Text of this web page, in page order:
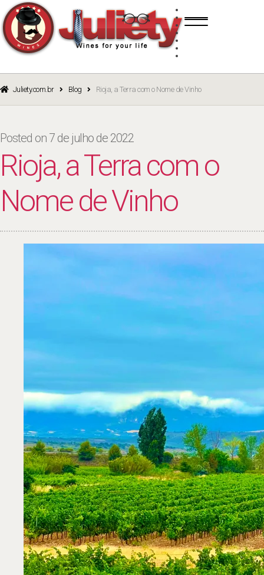
navigation
content
BRANCO
ROSÉ
Juliety.com.br Blog Rioja, a Terra com o Nome de Vinho
Posted on 7 de julho de 2022
Rioja, a Terra com o
Nome de Vinho